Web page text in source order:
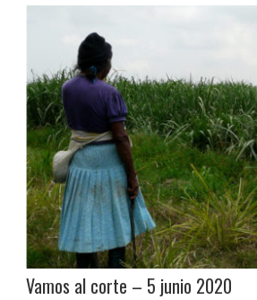
Vamos al corte – 5 junio 2020